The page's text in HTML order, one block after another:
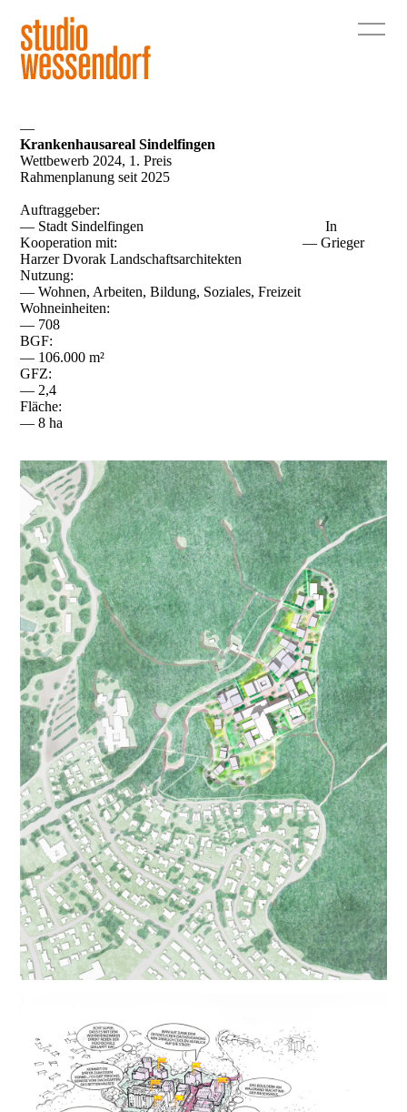
—
Krankenhausareal Sindelfingen
Wettbewerb 2024, 1. Preis
Rahmenplanung seit 2025
Auftraggeber:
— Stadt Sindelfingen In
Kooperation mit: –– Grieger
Harzer Dvorak Landschaftsarchitekten
Nutzung:
— Wohnen, Arbeiten, Bildung, Soziales, Freizeit
Wohneinheiten:
— 708
BGF:
— 106.000 m²
GFZ:
— 2,4
Fläche:
— 8 ha